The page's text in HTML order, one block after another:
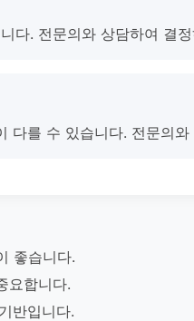
다. 전문의와 상담하여 결
다를 수 있습니다. 전문의와
좋습니다.
요합니다.
반입니다.